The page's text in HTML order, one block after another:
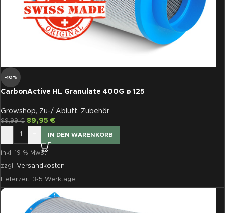
-10%
CarbonActive HL Granulate 400G ø 125
Growshop, Zu-/ Abluft, Zubehör
99,99€ 89,95 €
IN DEN WARENKORB
inkl. 19 % MwSt.
zzgl. Versandkosten
Lieferzeit: 3-5 Werktage